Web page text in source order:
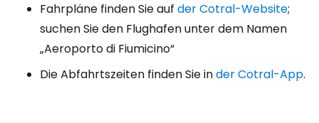
Fahrpläne finden Sie auf der Cotral-Website;
suchen Sie den Flughafen unter dem Namen
„Aeroporto di Fiumicino“
Die Abfahrtszeiten finden Sie inder Cotral-App.